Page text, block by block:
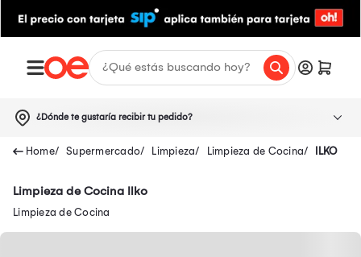
¿Dónde te gustaría recibir tu pedido?
Supermercado Limpieza Limpieza de Cocina ILKO
Limpieza de Cocina Ilko
Limpieza de Cocina